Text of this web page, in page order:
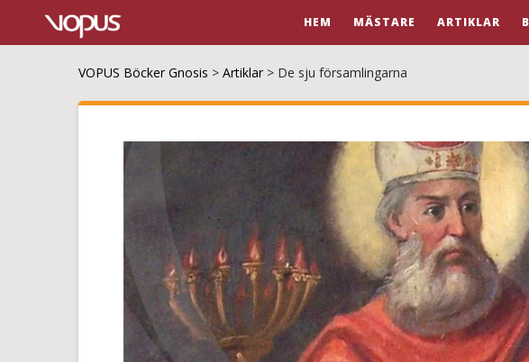
HEM MÄSTARE ARTIKLAR
VOPUS Böcker Gnosis > Artiklar > De sju församlingarna